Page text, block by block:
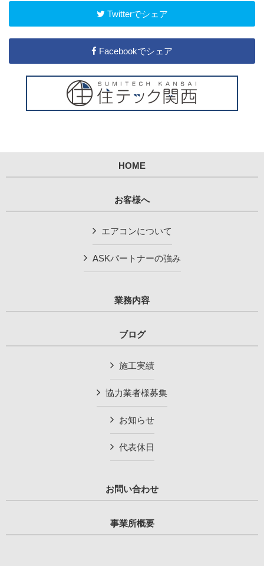
Twitterでシェア
Facebookでシェア
HOME
お客様へ
エアコンについて
ASKパートナーの強み
業務内容
ブログ
施工実績
協力業者様募集
お知らせ
代表休日
お問い合わせ
事業所概要